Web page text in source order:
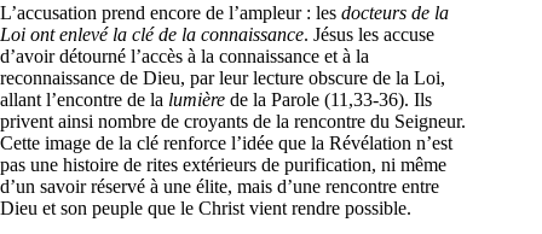
L’accusation prend encore de l’ampleur : les docteurs de la
Loi ont enlevé la clé de la connaissance. Jésus les accuse
d’avoir détourné l’accès à la connaissance et à la
reconnaissance de Dieu, par leur lecture obscure de la Loi,
allant l’encontre de la lumière de la Parole (11,33-36). Ils
privent ainsi nombre de croyants de la rencontre du Seigneur.
Cette image de la clé renforce l’idée que la Révélation n’est
pas une histoire de rites extérieurs de purification, ni même
d’un savoir réservé à une élite, mais d’une rencontre entre
Dieu et son peuple que le Christ vient rendre possible.